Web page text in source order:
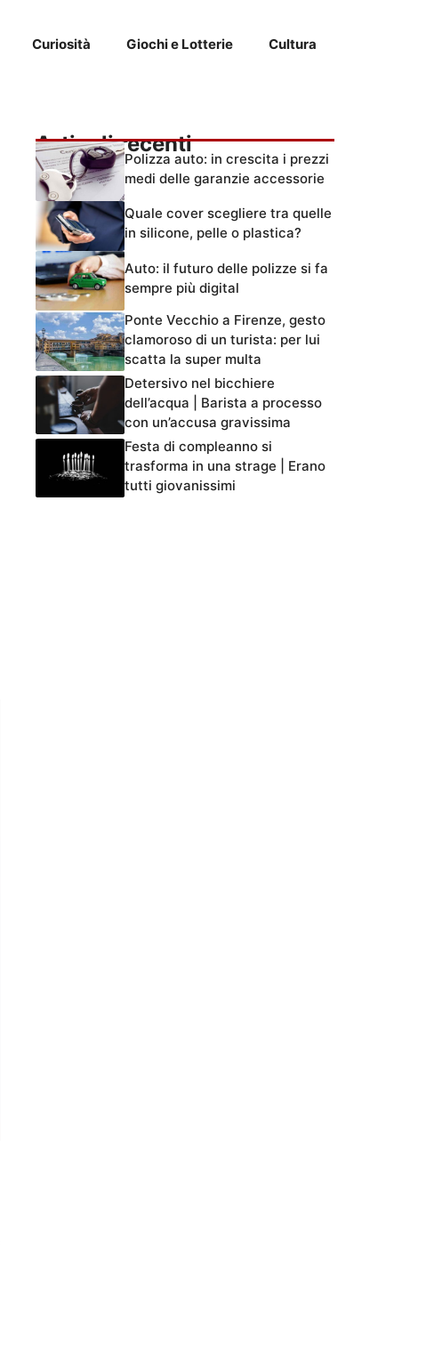
Curiosità Giochi e Lotterie Cultura
Articoli recenti
Polizza auto: in crescita i prezzi
medi delle garanzie accessorie
Quale cover scegliere tra quelle
in silicone, pelle o plastica?
Auto: il futuro delle polizze si fa
sempre più digital
Ponte Vecchio a Firenze, gesto
clamoroso di un turista: per lui
scatta la super multa
Detersivo nel bicchiere
dell’acqua | Barista a processo
con un’accusa gravissima
Festa di compleanno si
trasforma in una strage | Erano
tutti giovanissimi